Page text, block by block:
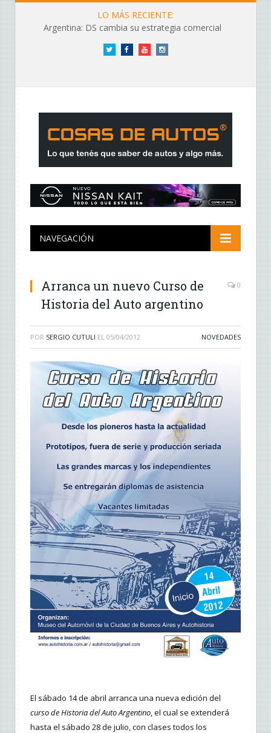
LO MÁS RECIENTE:
Argentina: DS cambia su estrategia comercial
Twitter FacebookYouTubeInstagram
NAVEGACIÓN
Arranca un nuevo Curso de
Historia del Auto argentino
0
POR SERGIO CUTULI EL 05/04/2012 NOVEDADES
El sábado 14 de abril arranca una nueva edición del
curso de Historia del Auto Argentino, el cual se extenderá
hasta el sábado 28 de julio, con clases todos los